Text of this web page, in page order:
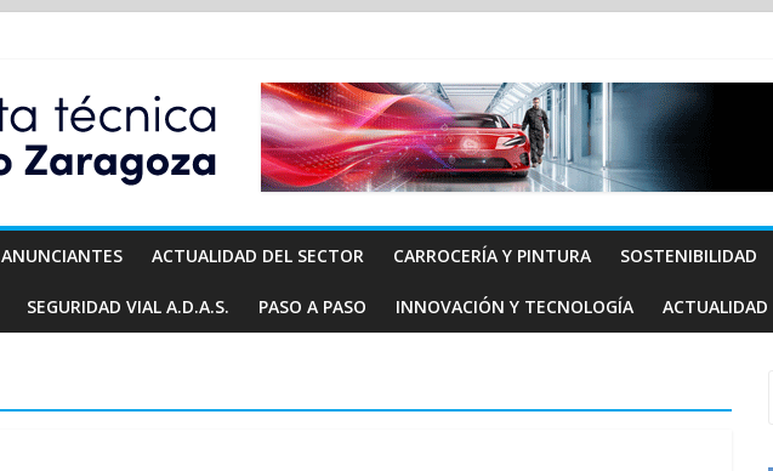
ANUNCIANTES ACTUALIDAD DEL SECTOR CARROCERÍA Y PINTURA SOSTENIBILIDAD
SEGURIDAD VIAL A.D.A.S. PASO A PASO INNOVACIÓN Y TECNOLOGÍA ACTUALIDAD